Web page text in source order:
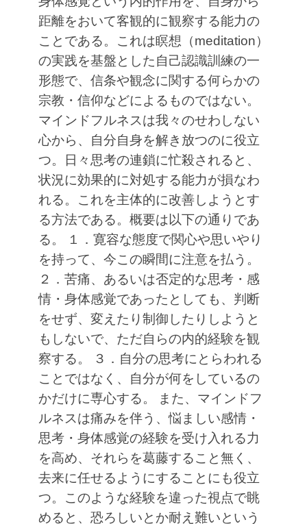
距離をおいて客観的に観察する能力の
ことである。これは瞑想（meditation）
の実践を基盤とした自己認識訓練の一
形態で、信条や観念に関する何らかの
宗教・信仰などによるものではない。
マインドフルネスは我々のせわしない
心から、自分自身を解き放つのに役立
つ。日々思考の連鎖に忙殺されると、
状況に効果的に対処する能力が損なわ
れる。これを主体的に改善しようとす
る方法である。概要は以下の通りであ
る。
１．寛容な態度で関心や思いやり
を持って、今この瞬間に注意を払う。
２．苦痛、あるいは否定的な思考・感
情・身体感覚であったとしても、判断
をせず、変えたり制御したりしようと
もしないで、ただ自らの内的経験を観
察する。
３．自分の思考にとらわれる
ことではなく、自分が何をしているの
かだけに専心する。
また、マインドフ
ルネスは痛みを伴う、悩ましい感情・
思考・身体感覚の経験を受け入れる力
を高め、それらを葛藤すること無く、
去来に任せるようにすることにも役立
つ。このような経験を違った視点で眺
めると、恐ろしいとか耐え難いという